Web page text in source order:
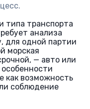
типа транспорта
анализа
для одной партии
морская
— авто или
как возможность
соблюдение